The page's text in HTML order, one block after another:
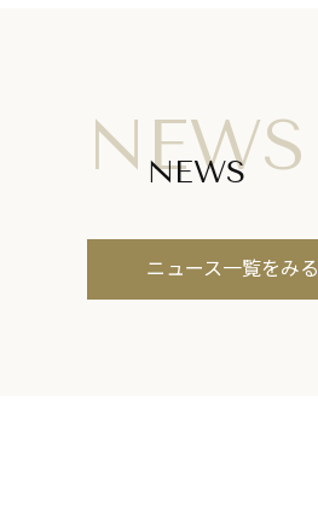
NEWS
NEWS
ニュース一覧をみる